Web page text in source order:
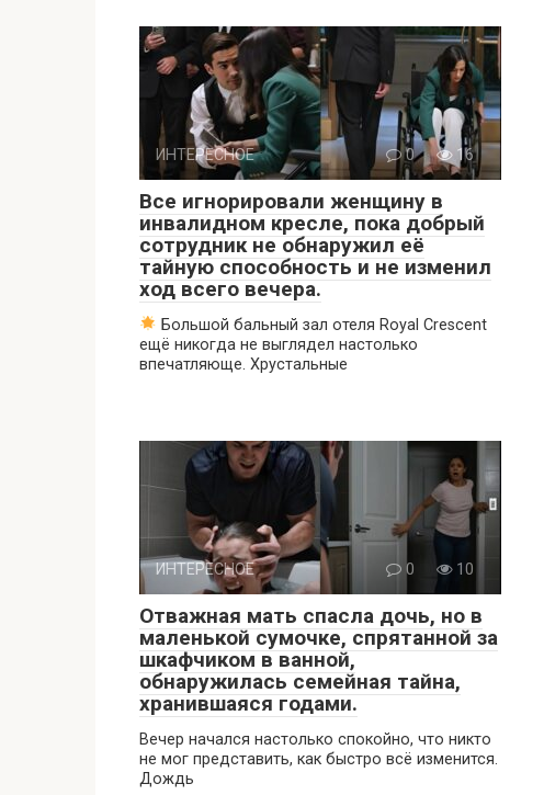
ИНТЕРЕСНОЕ 0 16
Все игнорировали женщину в
инвалидном кресле, пока добрый
сотрудник не обнаружил её
тайную способность и не изменил
ход всего вечера.
Большой бальный зал отеля Royal Crescent
ещё никогда не выглядел настолько
впечатляюще. Хрустальные
ИНТЕРЕСНОЕ 0 10
Отважная мать спасла дочь, но в
маленькой сумочке, спрятанной за
шкафчиком в ванной,
обнаружилась семейная тайна,
хранившаяся годами.
Вечер начался настолько спокойно, что никто
не мог представить, как быстро всё изменится.
Дождь